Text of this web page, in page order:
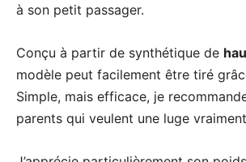
à son petit passager.
Conçu à partir de synthétique de
modèle peut facilement être tiré
Simple, mais efficace, je
parents qui veulent une luge vraiment